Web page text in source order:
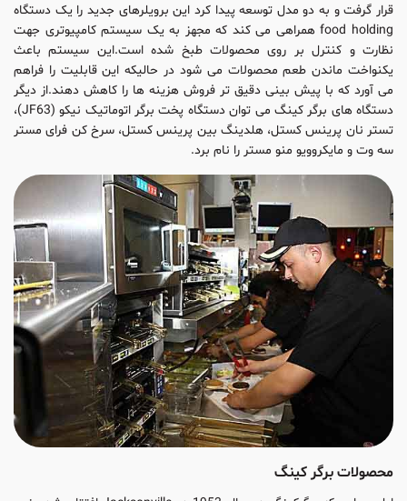
قرار گرفت و به دو مدل توسعه پیدا کرد این برویلرهای جدید را یک دستگاه
food holding همراهی می کند که مجهز به یک سیستم کامپیوتری جهت
نظارت و کنترل بر روی محصولات طبخ شده است.این سیستم باعث
یکنواخت ماندن طعم محصولات می شود در حالیکه این قابلیت را فراهم
می آورد که با پیش بینی دقیق تر فروش هزینه ها را کاهش دهند.از دیگر
دستگاه های برگر کینگ می توان دستگاه پخت برگر اتوماتیک نیکو (JF63)،
تستر نان پرینس کستل، هلدینگ بین پرینس کستل، سرخ کن فرای مستر
سه وت و مایکروویو منو مستر را نام برد.
محصولات برگر کینگ